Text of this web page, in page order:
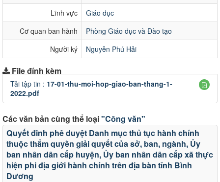
Lĩnh vực
Giáo dục
Cơ quan ban hành
Phòng Giáo dục và Đào tạo
Người ký
Nguyễn Phú Hải
File đính kèm
Tải tập tin : 17-01-thu-moi-hop-giao-ban-thang-1-
2022.pdf
Các văn bản cùng thể loại"Công văn"
Quyết đinh phê duyệt Danh mục thủ tục hành chính
thuộc thẩm quyền giải quyết của sở, ban, ngành, Ủy
ban nhân dân cấp huyện, Ủy ban nhân dân cấp xã thực
hiện phi địa giới hành chính trên địa bàn tỉnh Bình
Dương